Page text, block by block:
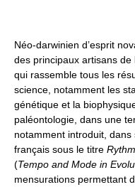
Néo-darwinien d’esprit
des principaux artisans de
qui rassemble tous les
science, notamment les
génétique et la
paléontologie, dans une
notamment introduit,
français sous le titre
(Tempo and Mode in
mensurations permettant